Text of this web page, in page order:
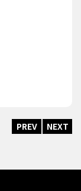
PREV NEXT